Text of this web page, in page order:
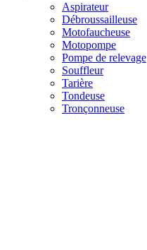
Aspirateur
Débroussailleuse
Motofaucheuse
Motopompe
Pompe de relevage
Souffleur
Tarière
Tondeuse
Tronçonneuse